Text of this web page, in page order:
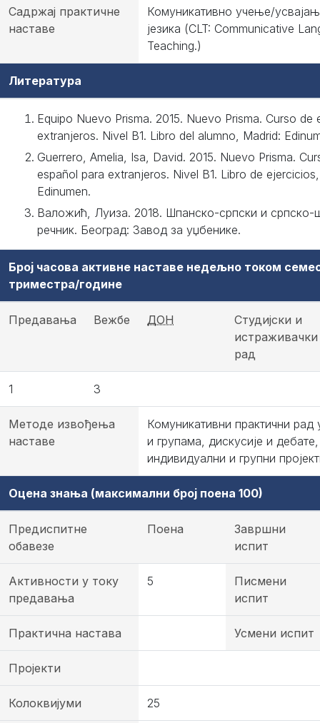
Садржај практичне
наставе
Комуникативно учење/
језика (CLT: Communicative
Teaching.)
Литература
Equipo Nuevo Prisma. 2015. Nuevo Prisma. Curso de
extranjeros. Nivel B1. Libro del alumno, Madrid:
Guerrero, Amelia, Isa, David. 2015. Nuevo Prisma.
español para extranjeros. Nivel B1. Libro de
Edinumen.
Валожић, Луиза. 2018. Шпанско-српски и српско-
речник. Београд: Завод за уџбенике.
Број часова активне наставе недељно током
триместра/године
Предавања Вежбе ДОН
Студијски и
истраживачки
рад
1 3
Методе извођења
наставе
Комуникативни практични рад
и групама, дискусије и дебате,
индивидуални и групни
Оцена знања (максимални број поена 100)
Предиспитне
обавезе
Поена
Завршни
испит
Активности у току
предавања
5
Писмени
испит
Практична настава Усмени испит
Пројекти
Колоквијуми 25